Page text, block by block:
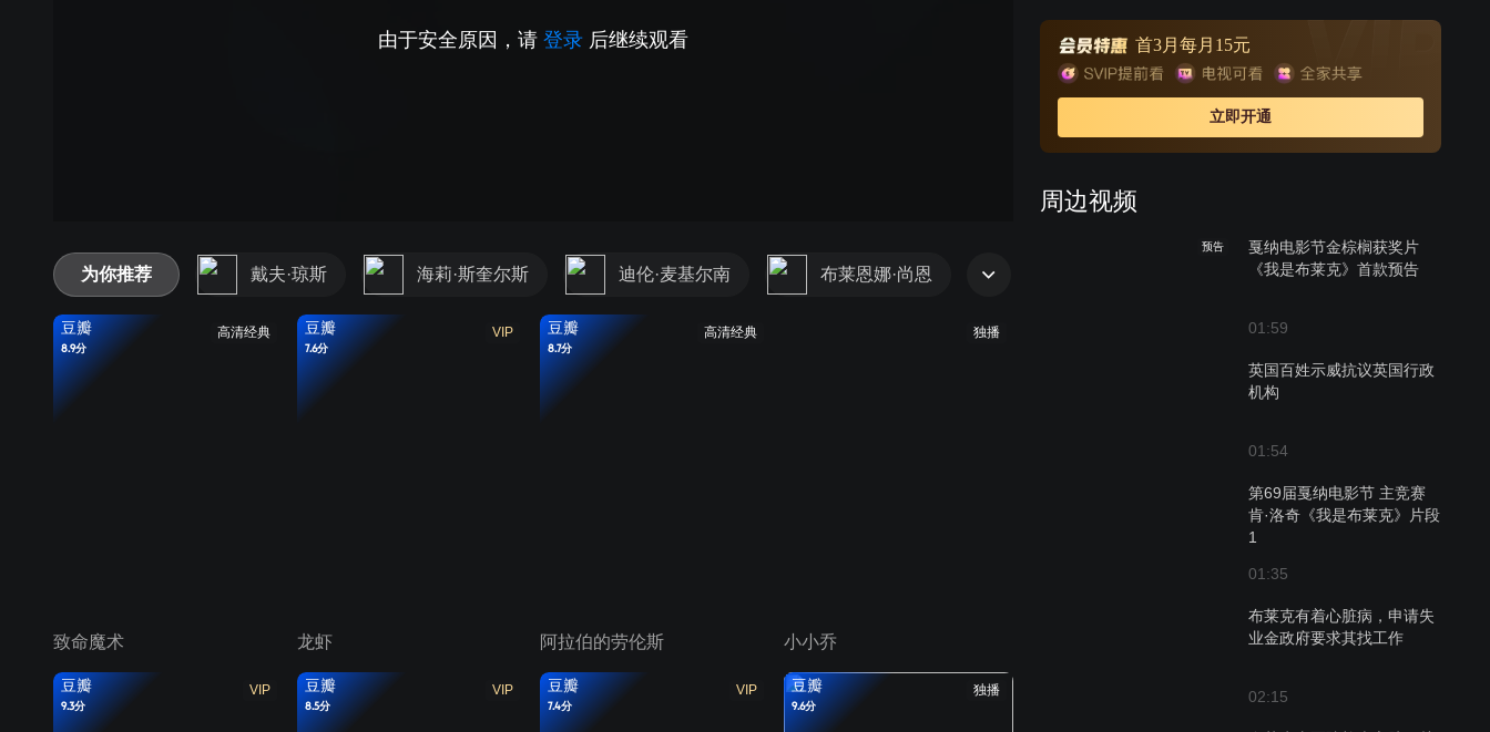
由于安全原因，请 登录 后继续观看
亲。为了不让孩子流落到儿童福利院，她不得不住在一间
离自己出生地450公里远的住房内。当今英国行政机构的繁
琐程序就像一张网，牢牢套住两人。丹尼尔和瑞秋决定尝
首3月每月15元
立即开通
周边视频
预告
戛纳电影节金棕榈获奖片
《我是布莱克》首款预告
01:59
英国百姓示威抗议英国行政
机构
01:54
第69届戛纳电影节 主竞赛
肯·洛奇《我是布莱克》片段
1
01:35
布莱克有着心脏病，申请失
业金政府要求其找工作
02:15
为你推荐 戴夫·琼斯 海莉·斯奎尔斯 迪伦·麦基尔南 布莱恩娜·尚恩
高清经典
豆瓣
8.9分
致命魔术
VIP
豆瓣
7.6分
龙虾
高清经典
豆瓣
8.7分
阿拉伯的劳伦斯
独播
小小乔
VIP
豆瓣
9.3分
VIP
豆瓣
8.5分
VIP
豆瓣
7.4分
独播
豆瓣
9.6分